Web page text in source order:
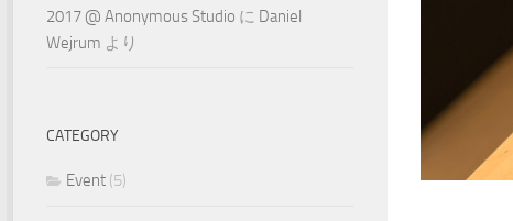
2017 @ Anonymous Studio に Daniel
Wejrum より
CATEGORY
Event (5)